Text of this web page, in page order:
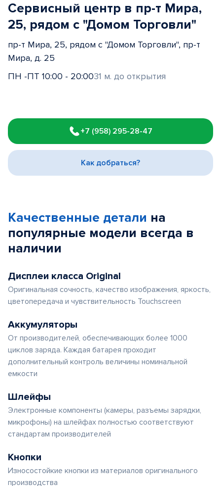
Сервисный центр в пр-т Мира,
25, рядом с "Домом Торговли"
пр-т Мира, 25, рядом с "Домом Торговли", пр-т
Мира, д. 25
ПН -ПТ 10:00 - 20:0031 м. до открытия
1
of
3
+7 (958) 295-28-47
Как добраться?
Качественные детали на
популярные модели всегда в
наличии
Дисплеи класса Original
Оригинальная сочность, качество изображения, яркость,
цветопередача и чувствительность Touchscreen
Аккумуляторы
От производителей, обеспечивающих более 1000
циклов заряда. Каждая батарея проходит
дополнительный контроль величины номинальной
емкости
Шлейфы
Электронные компоненты (камеры, разъемы зарядки,
микрофоны) на шлейфах полностью соответствуют
стандартам производителей
Кнопки
Износостойкие кнопки из материалов оригинального
производства